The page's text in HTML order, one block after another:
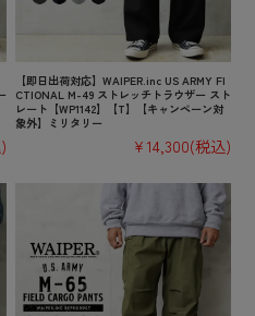
【即日出荷対応】WAIPER.inc US ARMY FI
CTIONAL M-49 ストレッチトラウザー スト
レート【WP1142】【T】【キャンペーン対
象外】ミリタリー
¥14,300(税込)